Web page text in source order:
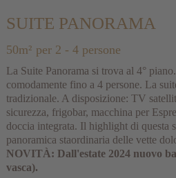
SUITE PANORAMA
50m² per 2 - 4 persone
La Suite Panorama si trova al 4°
comodamente fino a 4 persone. La
tradizionale. A disposizione: TV
sicurezza, frigobar, macchina per
doccia integrata. Il highlight di questa
panoramica staordinaria delle vette
NOVITÀ: Dall'estate 2024 nuovo
vasca).